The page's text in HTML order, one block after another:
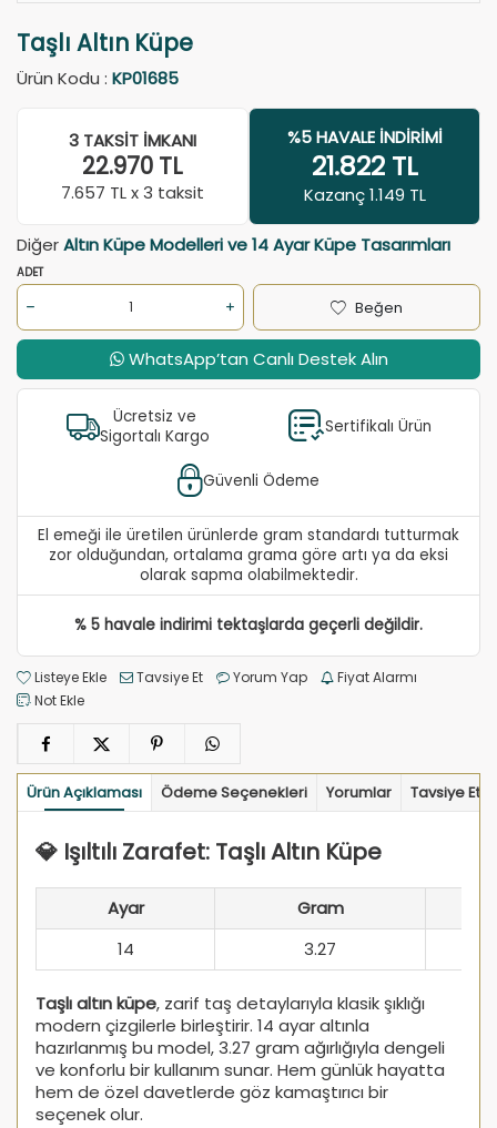
Taşlı Altın Küpe
Ürün Kodu : KP01685
3 TAKSIT İMKANI
22.970 TL
7.657 TL x 3 taksit
%5 HAVALE İNDIRIMI
21.822 TL
Kazanç 1.149 TL
DiğerAltın Küpe Modelleri ve 14 Ayar Küpe Tasarımları
ADET
Beğen
WhatsApp’tan Canlı Destek Alın
Ücretsiz ve
Sigortalı Kargo
Sertifikalı Ürün
Güvenli Ödeme
El emeği ile üretilen ürünlerde gram standardı tutturmak
zor olduğundan, ortalama grama göre artı ya da eksi
olarak sapma olabilmektedir.
% 5 havale indirimi tektaşlarda geçerli değildir.
Listeye Ekle Tavsiye Et Yorum Yap
Fiyat Alarmı
Not Ekle
Ürün Açıklaması Ödeme Seçenekleri Yorumlar Tavsiye Et
💎 Işıltılı Zarafet: Taşlı Altın Küpe
Ayar
Gram
14
3.27
Taşlı altın küpe, zarif taş detaylarıyla klasik şıklığı
modern çizgilerle birleştirir. 14 ayar altınla
hazırlanmış bu model, 3.27 gram ağırlığıyla dengeli
ve konforlu bir kullanım sunar. Hem günlük hayatta
hem de özel davetlerde göz kamaştırıcı bir
seçenek olur.